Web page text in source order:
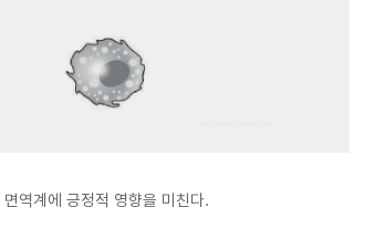
역계에 긍정적 영향을 미친다.